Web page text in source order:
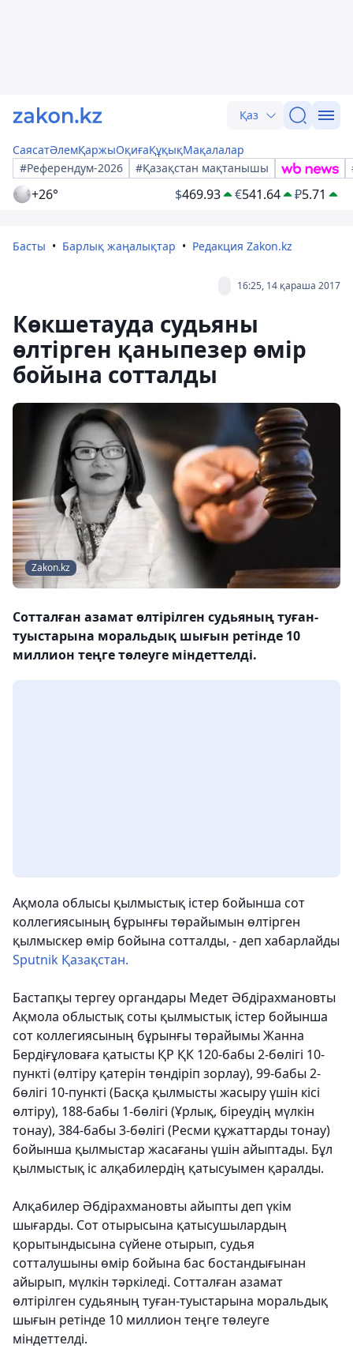
Қаз
СаясатӘлемҚаржыОқиғаҚұқықМақалалар
#Референдум-2026
#Қазақстан мақтанышы
+26° $469.93 €541.64 ₽5.71
Басты Барлық жаңалықтар Редакция Zakon.kz
16:25, 14 қараша 2017
Көкшетауда судьяны
өлтірген қаныпезер өмір
бойына сотталды
Zakon.kz
Сотталған азамат өлтірілген судьяның туған-
туыстарына моральдық шығын ретінде 10
миллион теңге төлеуге міндеттелді.
Ақмола облысы қылмыстық істер бойынша сот
коллегиясының бұрынғы төрайымын өлтірген
қылмыскер өмір бойына сотталды, - деп хабарлайды
Sputnik Қазақстан.
Бастапқы тергеу органдары Медет Әбдірахмановты
Ақмола облыстық соты қылмыстық істер бойынша
сот коллегиясының бұрынғы төрайымы Жанна
Бердіғұловаға қатысты ҚР ҚК 120-бабы 2-бөлігі 10-
пункті (өлтіру қатерін төндіріп зорлау), 99-бабы 2-
бөлігі 10-пункті (Басқа қылмысты жасыру үшін кісі
өлтіру), 188-бабы 1-бөлігі (Ұрлық, біреудің мүлкін
тонау), 384-бабы 3-бөлігі (Ресми құжаттарды тонау)
бойынша қылмыстар жасағаны үшін айыптады. Бұл
қылмыстық іс алқабилердің қатысуымен қаралды.
Алқабилер Әбдірахмановты айыпты деп үкім
шығарды. Сот отырысына қатысушылардың
қорытындысына сүйене отырып, судья
сотталушыны өмір бойына бас бостандығынан
айырып, мүлкін тәркіледі. Сотталған азамат
өлтірілген судьяның туған-туыстарына моральдық
шығын ретінде 10 миллион теңге төлеуге
міндеттелді.